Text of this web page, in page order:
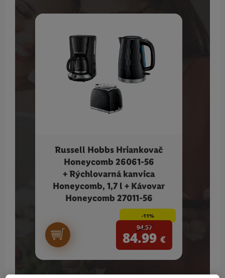
Russell Hobbs Hriankovač
Honeycomb 26061-56
+ Rýchlovarná kanvica
Honeycomb, 1,7 l + Kávovar
Honeycomb 27011-56
-11%
94.97
84.99 €